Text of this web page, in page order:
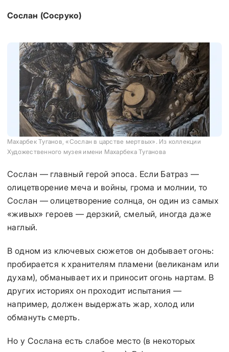
Сослан (Сосруко)
Махарбек Туганов, «Сослан в царстве мертвых». Из коллекции
Художественного музея имени Махарбека Туганова
Сослан — главный герой эпоса. Если Батраз —
олицетворение меча и войны, грома и молнии, то
Сослан — олицетворение солнца, он один из самых
«живых» героев — дерзкий, смелый, иногда даже
наглый.
В одном из ключевых сюжетов он добывает огонь:
пробирается к хранителям пламени (великанам или
духам), обманывает их и приносит огонь нартам. В
других историях он проходит испытания —
например, должен выдержать жар, холод или
обмануть смерть.
Но у Сослана есть слабое место (в некоторых